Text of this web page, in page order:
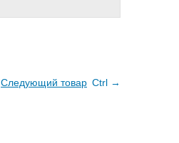
Следующий товар Ctrl →